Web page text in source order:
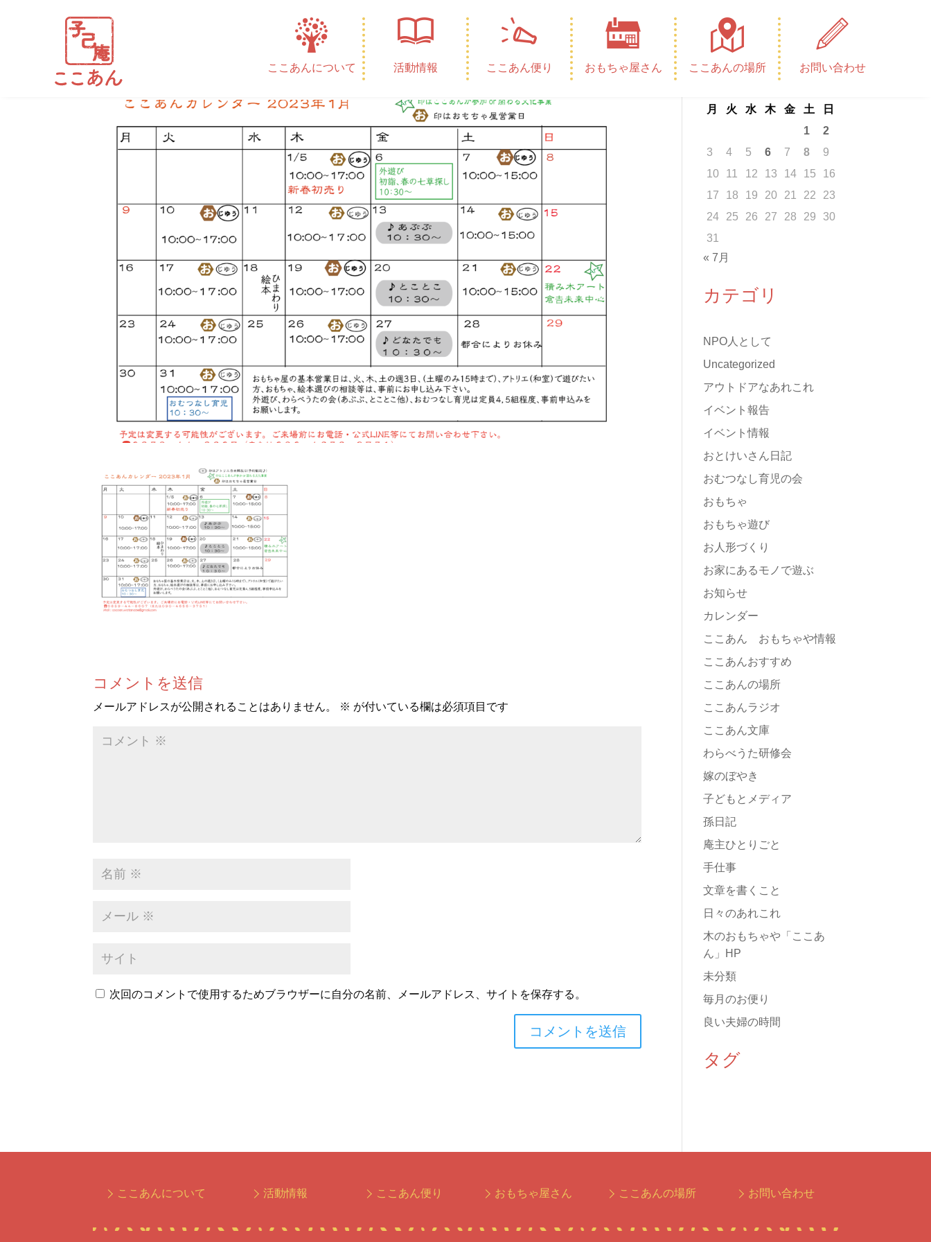
ここあんについて 活動情報 ここあん便り おもちゃ屋さん ここあんの場所 お問い合わせ
2023.1月カレンダー
執筆者 コメント0件
コメントを送信
メールアドレスが公開されることはありません。 ※ が付いている欄は必須項目です
次回のコメントで使用するためブラウザーに自分の名前、メールアドレス、サイトを保存する。
カレンダー
月 火 水 木 金 土
日
1
2
3
4 5 6 7 8
9
10
11 12 13 14 15
16
17
18 19 20 21 22
23
24
25 26 27 28 29
30
31
« 7月
カテゴリ
NPO人として
Uncategorized
アウトドアなあれこれ
イベント報告
イベント情報
おとけいさん日記
おむつなし育児の会
おもちゃ
おもちゃ遊び
お人形づくり
お家にあるモノで遊ぶ
お知らせ
カレンダー
ここあん おもちゃや情報
ここあんおすすめ
ここあんの場所
ここあんラジオ
ここあん文庫
わらべうた研修会
嫁のぼやき
子どもとメディア
孫日記
庵主ひとりごと
手仕事
文章を書くこと
日々のあれこれ
木のおもちゃや「ここあ
ん」HP
未分類
毎月のお便り
良い夫婦の時間
タグ
ここあんについて 活動情報 ここあん便り おもちゃ屋さん ここあんの場所 お問い合わせ